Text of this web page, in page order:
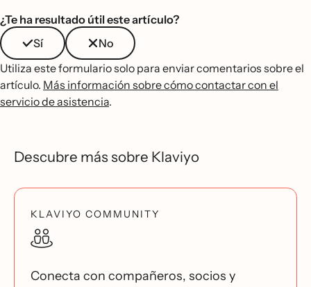
¿Te ha resultado útil este artículo?
Sí
No
Utiliza este formulario solo para enviar comentarios sobre el
artículo. Más información sobre cómo contactar con el
servicio de asistencia.
Descubre más sobre Klaviyo
KLAVIYO COMMUNITY
Conecta con compañeros, socios y